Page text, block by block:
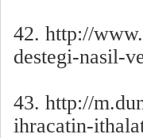
42. http://
destegi-nasil-
43. http://
ihracatin-